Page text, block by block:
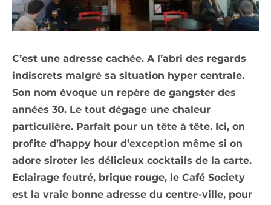
C’est une adresse cachée. A l’abri des regards
indiscrets malgré sa situation hyper centrale.
Son nom évoque un repère de gangster des
années 30. Le tout dégage une chaleur
particulière. Parfait pour un tête à tête. Ici, on
profite d’happy hour d’exception même si on
adore siroter les délicieux cocktails de la carte.
Eclairage feutré, brique rouge, le Café Society
est la vraie bonne adresse du centre-ville, pour